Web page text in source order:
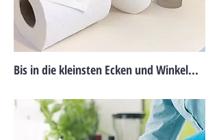
Bis in die kleinsten Ecken und Winkel...